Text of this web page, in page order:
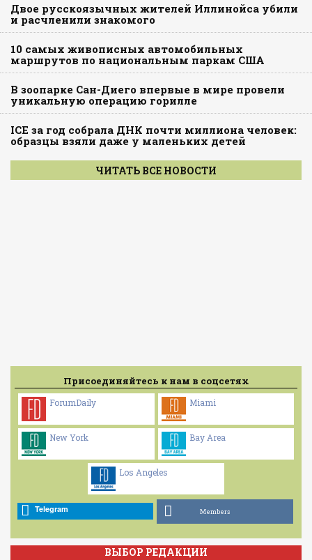
Двое русскоязычных жителей Иллинойса убили
и расчленили знакомого
10 самых живописных автомобильных
маршрутов по национальным паркам США
В зоопарке Сан-Диего впервые в мире провели
уникальную операцию горилле
ICE за год собрала ДНК почти миллиона человек:
образцы взяли даже у маленьких детей
ЧИТАТЬ ВСЕ НОВОСТИ
Присоединяйтесь к нам в соцсетях
ForumDaily Miami
New York Bay Area
Los Angeles
Telegram Members
ВЫБОР РЕДАКЦИИ